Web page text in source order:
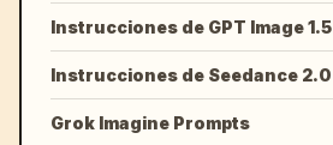
Instrucciones de GPT Image 1.5
Instrucciones de Seedance 2.0
Grok Imagine Prompts